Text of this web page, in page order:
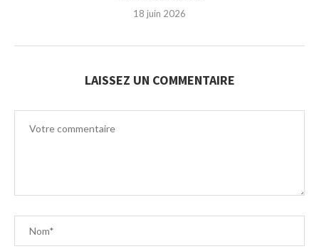
18 juin 2026
LAISSEZ UN COMMENTAIRE